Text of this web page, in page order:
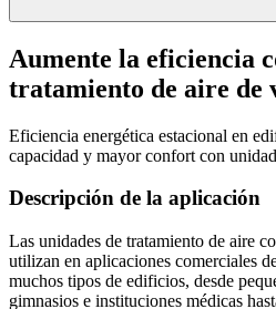
Aumente la eficiencia
tratamiento de aire de
Eficiencia energética estacional en
capacidad y mayor confort con
Descripción de la aplicación
Las unidades de tratamiento de aire
utilizan en aplicaciones comerciales
muchos tipos de edificios, desde
gimnasios e instituciones médicas